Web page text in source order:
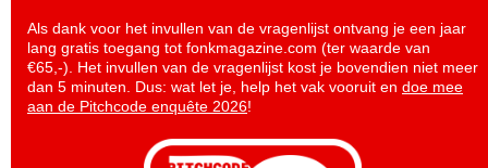
Als dank voor het invullen van de vragenlijst ontvang je een jaar
lang gratis toegang tot fonkmagazine.com (ter waarde van
€65,-). Het invullen van de vragenlijst kost je bovendien niet meer
dan 5 minuten. Dus: wat let je, help het vak vooruit en doe mee
aan de Pitchcode enquête 2026!